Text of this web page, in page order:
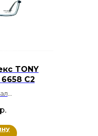
TONY
6658 С2
140
р.